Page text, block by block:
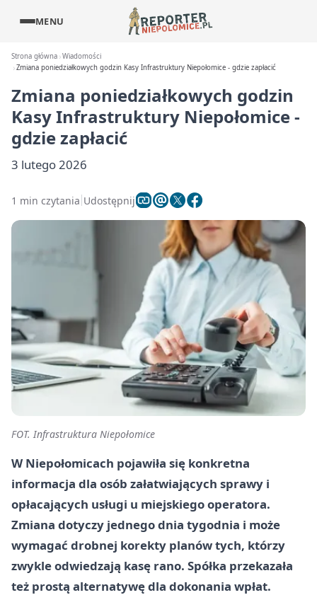
MENU
Strona główna Wiadomości
Zmiana poniedziałkowych godzin Kasy Infrastruktury Niepołomice - gdzie zapłacić
Zmiana poniedziałkowych godzin
Kasy Infrastruktury Niepołomice -
gdzie zapłacić
3 lutego 2026
1 min czytania Udostępnij
FOT. Infrastruktura Niepołomice
W Niepołomicach pojawiła się konkretna
informacja dla osób załatwiających sprawy i
opłacających usługi u miejskiego operatora.
Zmiana dotyczy jednego dnia tygodnia i może
wymagać drobnej korekty planów tych, którzy
zwykle odwiedzają kasę rano. Spółka przekazała
też prostą alternatywę dla dokonania wpłat.